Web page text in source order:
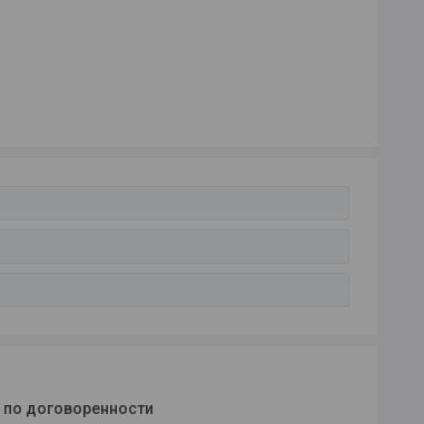
по договоренности